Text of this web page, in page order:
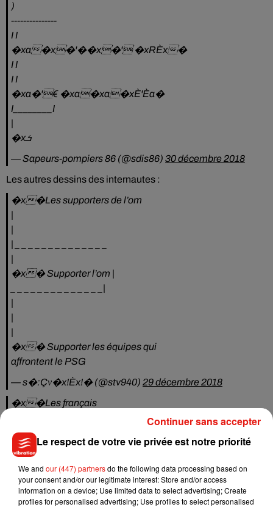
)
---------------
I I
�xa�x�‍'�️�x�‍'️ �xRÈx�
I I
I I
�xa�‍'️€ �xa�xa�xÈ'Èa�
I________I
|
�xܭ
— Sapeurs-pompiers 86 (@sdis86) 30 décembre 2018
Les autres dessins des internautes :
�x�Les supporters de l’om
|
|
| _ _ _ _ _ _ _ _ _ _ _ _ _ _
|
�x� Supporter l’om |
_ _ _ _ _ _ _ _ _ _ _ _ _ _|
|
|
|
�x� Supporter les équipes qui
affrontent le PSG
— s�:Çᴠ�x!Èx!� (@stv940) 29 décembre 2018
�x�Les français
�x�Reflechir |
Le respect de votre vie privée est notre priorité
We and our (447) partnersdo the following data processing based on
your consent and/or our legitimate interest: Store and/or access
information on a device; Use limited data to select advertising; Create
profiles for personalised advertising; Use profiles to select personalised
Continuer sans accepter